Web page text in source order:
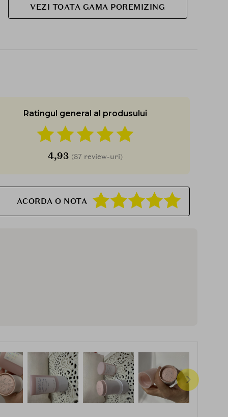
VEZI TOATA GAMA POREMIZING
Ratingul general al produsului
4,93 (87 review-uri)
ACORDA O NOTA